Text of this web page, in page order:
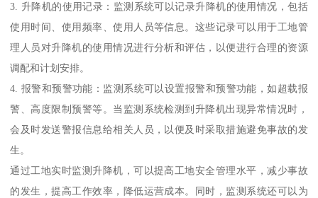
3. 升降机的使用记录：监测系统可以记录升降机的使用情况，包括
使用时间、使用频率、使用人员等信息。这些记录可以用于工地管
理人员对升降机的使用情况进行分析和评估，以便进行合理的资源
调配和计划安排。
4. 报警和预警功能：监测系统可以设置报警和预警功能，如超载报
警、高度限制预警等。当监测系统检测到升降机出现异常情况时，
会及时发送警报信息给相关人员，以便及时采取措施避免事故的发
生。
通过工地实时监测升降机，可以提高工地安全管理水平，减少事故
的发生，提高工作效率，降低运营成本。同时，监测系统还可以为